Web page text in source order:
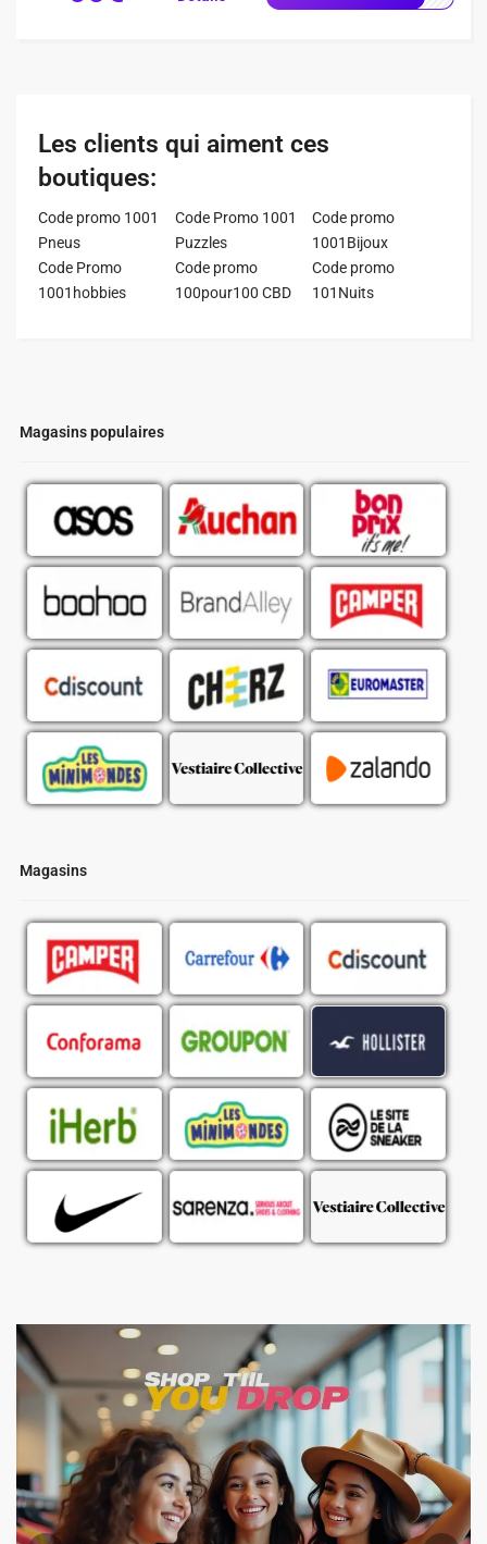
Magasins populaires
Magasins
Les clients qui aiment ces
boutiques:
Code promo 1001
Pneus
Code Promo 1001
Puzzles
Code promo
1001Bijoux
Code Promo
1001hobbies
Code promo
100pour100 CBD
Code promo
101Nuits